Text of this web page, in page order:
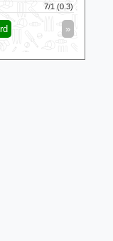
7/1 (0.3)
»